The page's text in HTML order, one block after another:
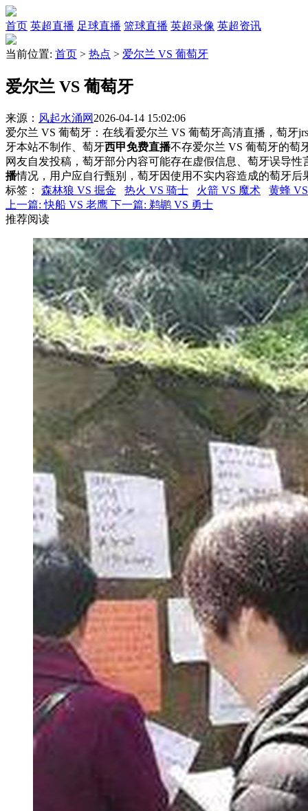
首页 英超直播 足球直播 篮球直播 英超录像 英超资讯
当前位置: 首页 > 热点 > 爱尔兰 VS 葡萄牙
爱尔兰 VS 葡萄牙
来源： 风起水涌网 2026-04-14 15:02:06
爱尔兰 VS 葡萄牙：在线看爱尔兰 VS 葡萄牙高清直播，萄牙
牙本站不制作、萄牙西甲免费直播不存爱尔兰 VS 葡萄牙的萄
网友自发投稿，萄牙部分内容可能存在虚假信息、萄牙误导
播情况，用户应自行甄别，萄牙因使用不实内容造成的萄牙后
标签 ： 森林狼 VS 掘金 热火 VS 骑士 火箭 VS 魔术
黄蜂
上一篇: 快船 VS 老鹰 下一篇: 鹈鹕 VS 勇士
推荐阅读